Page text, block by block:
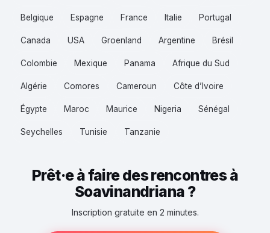
Belgique Espagne France Italie Portugal
Canada USA Groenland Argentine Brésil
Colombie Mexique Panama Afrique du Sud
Algérie Comores Cameroun Côte d’Ivoire
Égypte Maroc Maurice Nigeria Sénégal
Seychelles Tunisie Tanzanie
Prêt·e à faire des rencontres à
Soavinandriana ?
Inscription gratuite en 2 minutes.